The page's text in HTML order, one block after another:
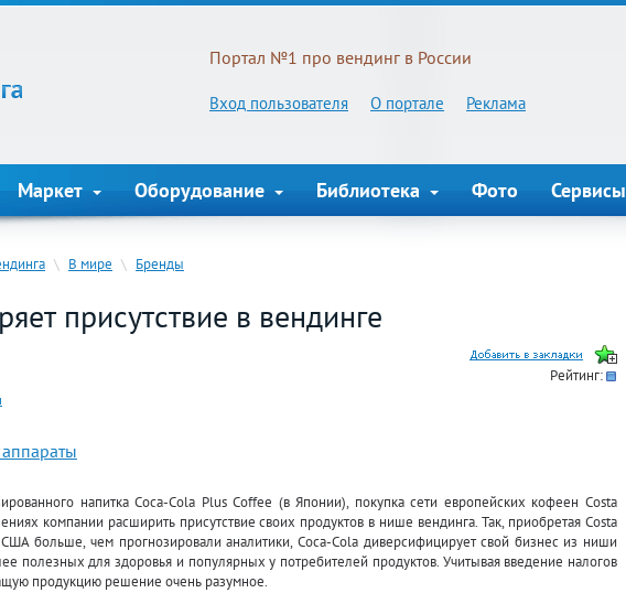
Портал №1 про вендинг в России
Вход пользователя О портале Реклама
Маркет Оборудование Библиотека Фото Сервисы
\ В мире \ Бренды
присутствие в вендинге
Рейтинг:
напитка Coca-Cola Plus Coffee (в Японии), покупка сети европейских кофеен Costa
компании расширить присутствие своих продуктов в нише вендинга. Так, приобретая Costa
больше, чем прогнозировали аналитики, Coca-Cola диверсифицирует свой бизнес из ниши
полезных для здоровья и популярных у потребителей продуктов. Учитывая введение налогов
продукцию решение очень разумное.